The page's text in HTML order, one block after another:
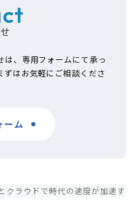
、専用フォームにて承っ
はお気軽にご相談くださ
ーム
クラウドで時代の速度が加速する